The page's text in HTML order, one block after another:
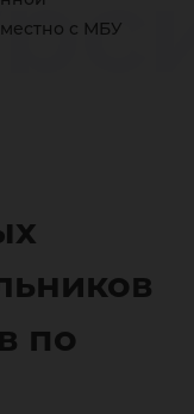
с МБУ
по